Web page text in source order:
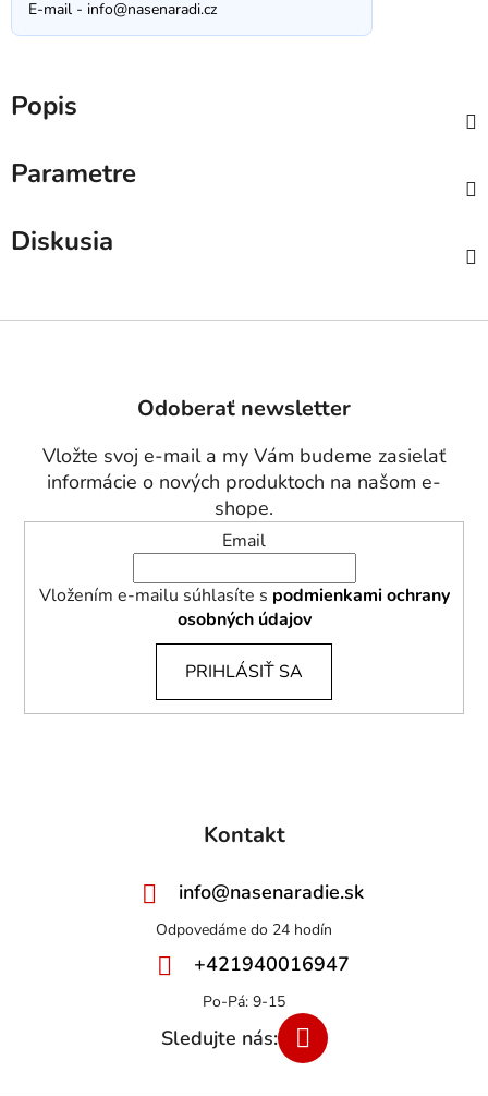
E-mail - info@nasenaradi.cz
Popis
Parametre
Diskusia
Odoberať newsletter
Vložte svoj e-mail a my Vám budeme zasielať
informácie o nových produktoch na našom e-
shope.
Email
Vložením e-mailu súhlasíte s podmienkami ochrany
osobných údajov
PRIHLÁSIŤ SA
Kontakt
info@nasenaradie.sk
+421940016947